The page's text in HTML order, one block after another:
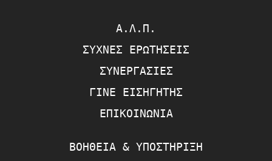
Α.Λ.Π.
ΣΥΧΝΈΣ ΕΡΩΤΉΣΕΙΣ
ΣΥΝΕΡΓΑΣΊΕΣ
ΓΊΝΕ ΕΙΣΗΓΗΤΉΣ
ΕΠΙΚΟΙΝΩΝΊΑ
ΒΟΉΘΕΙΑ & ΥΠΟΣΤΉΡΙΞΗ